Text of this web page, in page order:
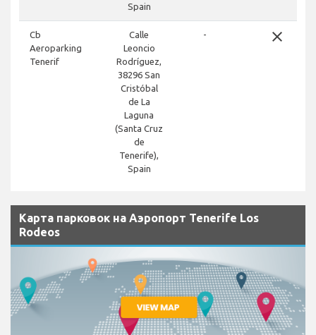
Spain
Cb
Aeroparking
Tenerif
Calle
Leoncio
Rodríguez,
38296 San
Cristóbal
de La
Laguna
(Santa Cruz
de
Tenerife),
Spain
- close
Карта парковок на Аэропорт Tenerife Los
Rodeos